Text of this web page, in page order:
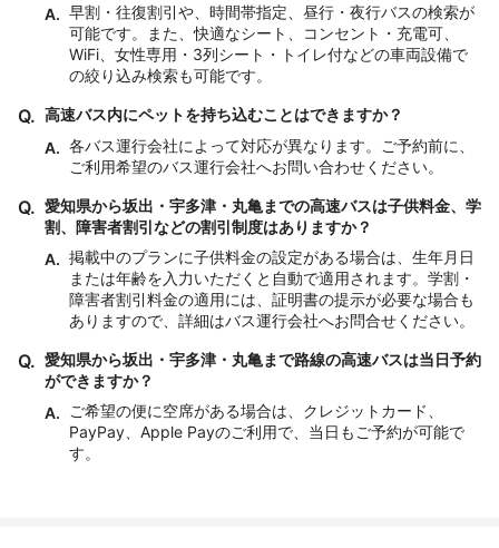
A. 早割・往復割引や、時間帯指定、昼行・夜行バスの検索が
可能です。また、快適なシート、コンセント・充電可、
WiFi、女性専用・3列シート・トイレ付などの車両設備で
の絞り込み検索も可能です。
Q. 高速バス内にペットを持ち込むことはできますか？
A. 各バス運行会社によって対応が異なります。ご予約前に、
ご利用希望のバス運行会社へお問い合わせください。
Q. 愛知県から坂出・宇多津・丸亀までの高速バスは子供料金、学
割、障害者割引などの割引制度はありますか？
A. 掲載中のプランに子供料金の設定がある場合は、生年月日
または年齢を入力いただくと自動で適用されます。学割・
障害者割引料金の適用には、証明書の提示が必要な場合も
ありますので、詳細はバス運行会社へお問合せください。
Q. 愛知県から坂出・宇多津・丸亀まで路線の高速バスは当日予約
ができますか？
A.
ご希望の便に空席がある場合は、クレジットカード、
PayPay、Apple Payのご利用で、当日もご予約が可能で
す。